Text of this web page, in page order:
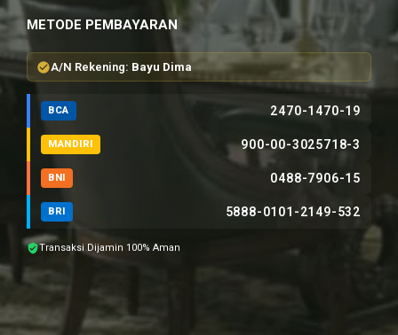
METODE PEMBAYARAN
A/N Rekening: Bayu Dima
BCA 2470-1470-19
MANDIRI 900-00-3025718-3
BNI 0488-7906-15
BRI 5888-0101-2149-532
Transaksi Dijamin 100% Aman